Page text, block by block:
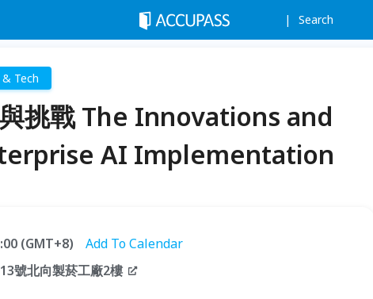
Search
Tech
挑戰 The Innovations and
AI Implementation
(GMT+8)
Add To Calendar
號北向製菸工廠2樓